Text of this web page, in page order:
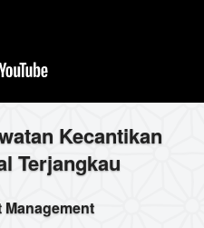
Kecantikan
Terjangkau